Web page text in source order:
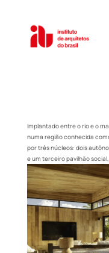
Implantado entre o rio e o
numa região conhecida
por três núcleos: dois
e um terceiro pavilhão